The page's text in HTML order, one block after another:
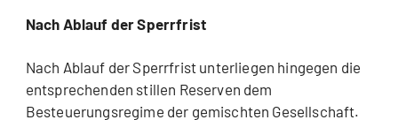
Nach Ablauf der Sperrfrist
Nach Ablauf der Sperrfrist unterliegen hingegen die
entsprechenden stillen Reserven dem
Besteuerungsregime der gemischten Gesellschaft.